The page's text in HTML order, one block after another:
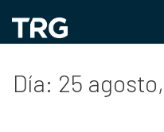
contenido
Día: 25